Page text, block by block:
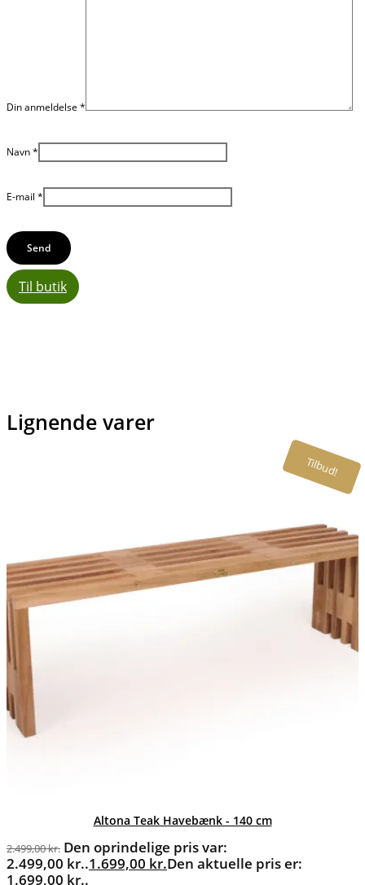
Din anmeldelse *
Navn*
E-mail *
Til butik
Lignende varer
Tilbud!
Altona Teak Havebænk - 140 cm
2.499,00kr. Den oprindelige pris var:
2.499,00 kr..1.699,00 kr.Den aktuelle pris er:
1.699,00 kr..